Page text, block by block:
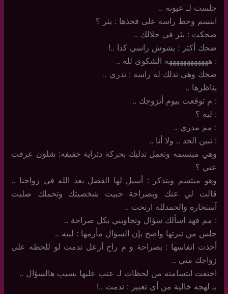
جلست لـ عيونه ..
ابتسم وحط راسه على فخذها : بثر ؟
ضحكت : بثر في حلالك ..
ضحك أكثر : يشوش راسي كذا ..!
: ههههههههههههه الشكوى لله ..
ضحك وهي تدلك له راسه : تدري ..
يناظرها ..
: م توقعت بيوم أتزوجك ..
: ليه ؟
: مم مدري ..
: تبين الجد .. ولا أنا ..
وهي مبتسمه وتعمل تدليك بحركة دئراية خفيفه: شلون عرفت
عني ؟
وهو مبتسم ويتذكر : أسيل لها الفضل بعد الله في زواجنا ..
قالت لي عنك وبصراحة حبيت شخصيتك وتحملك صليت
آستخاره والحمدلله ارتحت ..
: مم فهد اسألك سؤال وتجاوبني بكل صراحة ..
جلس من نبرتها واضح بإن السؤال مأزمها : لبيه ..
أخذت انفاسها : بصراحة و م راح آزعل ندمت لو للحظه على
زواجك مني ..
اختفت ابتسامته من لحظات لـ عتب عليها بسبب هالسؤال ..
بـ لهجه خالية من أي تعبير : ندمت ..!